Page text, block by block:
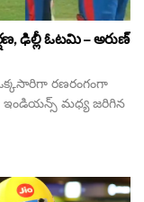
ఢిల్లీ ఓటమి – అరుణ్
రణరంగంగా
ఇండియన్స్ మధ్య జరిగిన